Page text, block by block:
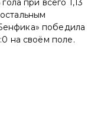
при всего 1,13
победила
на своём поле.